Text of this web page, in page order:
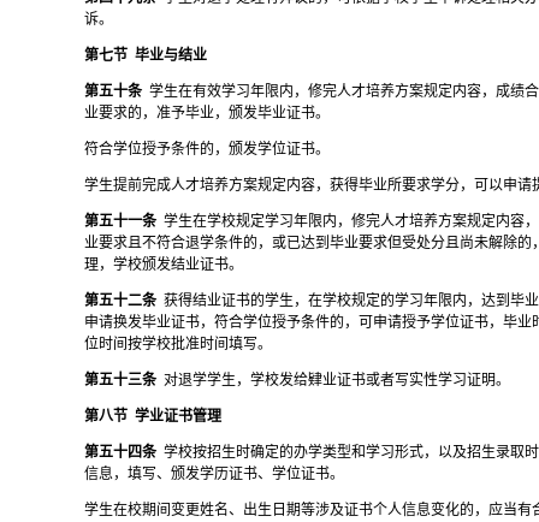
诉。
第七节 毕业与结业
第五十条 学生在有效学习年限内，修完人才培养方案规定内容，成绩
业要求的，准予毕业，颁发毕业证书。
符合学位授予条件的，颁发学位证书。
学生提前完成人才培养方案规定内容，获得毕业所要求学分，可以申请
第五十一条 学生在学校规定学习年限内，修完人才培养方案规定内容
业要求且不符合退学条件的，或已达到毕业要求但受处分且尚未解除的
理，学校颁发结业证书。
第五十二条 获得结业证书的学生，在学校规定的学习年限内，达到毕
申请换发毕业证书，符合学位授予条件的，可申请授予学位证书，毕业
位时间按学校批准时间填写。
第五十三条 对退学学生，学校发给肄业证书或者写实性学习证明。
第八节 学业证书管理
第五十四条 学校按招生时确定的办学类型和学习形式，以及招生录取
信息，填写、颁发学历证书、学位证书。
学生在校期间变更姓名、出生日期等涉及证书个人信息变化的，应当有